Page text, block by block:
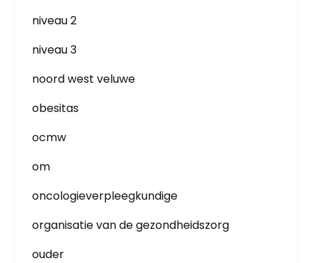
niveau 2
niveau 3
noord west veluwe
obesitas
ocmw
om
oncologieverpleegkundige
organisatie van de gezondheidszorg
ouder